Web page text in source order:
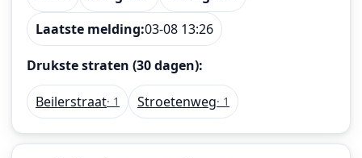
Laatste melding:03-08 13:26
Drukste straten (30 dagen):
Beilerstraat· 1 Stroetenweg· 1